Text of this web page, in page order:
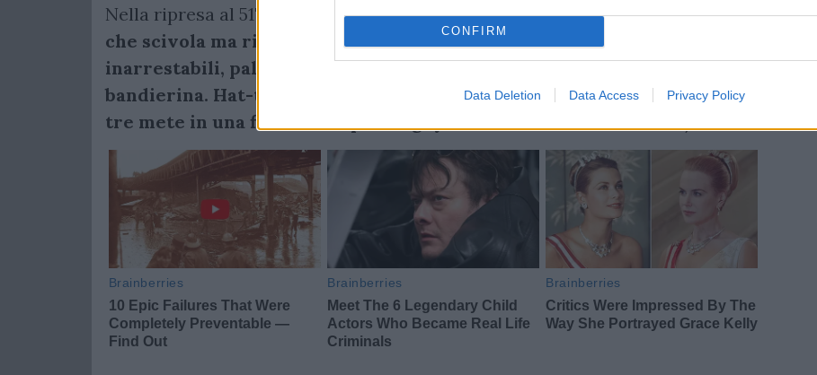
CONFIRM
Data Deletion Data Access Privacy Policy
Nella ripresa al 51' mischia ai cinque metri, palla da Sotutu aCaleb Clarke,
che scivola ma riesce per inerzia ad andare in meta: 27 a 3. Blues
inarrestabili, palla lunghissima per Clarke al 54', che schiaccia alla
bandierina. Hat-trick per l'ala All Blacks (l'ultimo giocatore a segnare
tre mete in una finale di Super Rugby fu Mark Gerrard nel 2004).